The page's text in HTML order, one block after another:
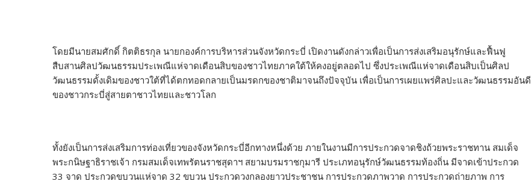
โดยมีนายสมศักดิ์ กิตติธรกุล นายกองค์การบริหารส่วนจังหวัดกระบี่ เปิดงานดังกล่าวเพื่อเป็นการส่งเสริมอนุรักษ์และฟื้นฟู
สืบสานศิลปวัฒนธรรมประเพณีแห่จาดเดือนสิบของชาวไทยภาคใต้ให้คงอยู่ตลอดไป ซึ่งประเพณีแห่จาดเดือนสิบเป็นศิลป
วัฒนธรรมดั้งเดิมของชาวใต้ที่ได้ตกทอดกลายเป็นมรดกของชาติมาจนถึงปัจจุบัน เพื่อเป็นการเผยแพร่ศิลปะและวัฒนธรรมอันดี
ของชาวกระบี่สู่สายตาชาวไทยและชาวโลก
ทั้งยังเป็นการส่งเสริมการท่องเที่ยวของจังหวัดกระบี่อีกทางหนึ่งด้วย ภายในงานมีการประกวดจาดชิงถ้วยพระราชทาน สมเด็จ
พระกนิษฐาธิราชเจ้า กรมสมเด็จเทพรัตนราชสุดาฯ สยามบรมราชกุมารี ประเภทอนุรักษ์วัฒนธรรมท้องถิ่น มีจาดเข้าประกวด
33 จาด ประกวดขบวนแห่จาด 32 ขบวน ประกวดวงกลองยาวประชาชน การประกวดภาพวาด การประกวดถ่ายภาพ การ